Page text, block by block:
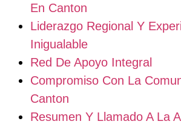
En Canton
Liderazgo Regional Y
Inigualable
Red De Apoyo Integral
Compromiso Con La
Canton
Resumen Y Llamado A La